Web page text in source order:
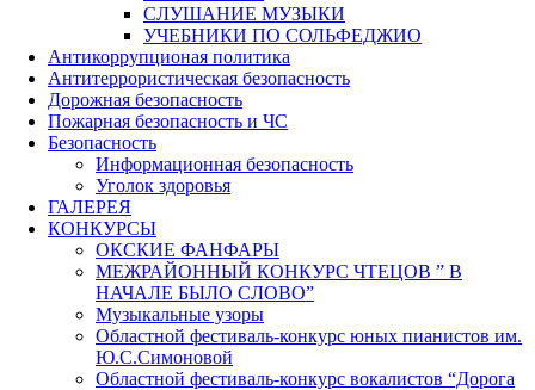
СЛУШАНИЕ МУЗЫКИ
УЧЕБНИКИ ПО СОЛЬФЕДЖИО
Антикоррупционая политика
Антитеррористическая безопасность
Дорожная безопасность
Пожарная безопасность и ЧС
Безопасность
Информационная безопасность
Уголок здоровья
ГАЛЕРЕЯ
КОНКУРСЫ
ОКСКИЕ ФАНФАРЫ
МЕЖРАЙОННЫЙ КОНКУРС ЧТЕЦОВ ” В
НАЧАЛЕ БЫЛО СЛОВО”
Музыкальные узоры
Областной фестиваль-конкурс юных пианистов им.
Ю.С.Симоновой
Областной фестиваль-конкурс вокалистов “Дорога